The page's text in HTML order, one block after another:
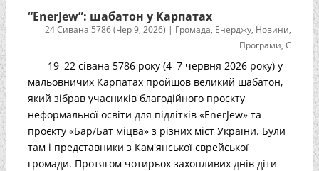
“EnerJew”: шабатон у Карпатах
24 Сивана 5786 (Чер 9, 2026) | Громада, Енерджу, Новини,
Програми,С
19–22 сівана 5786 року (4–7 червня 2026 року) у
мальовничих Карпатах пройшов великий шабатон,
який зібрав учасників благодійного проєкту
неформальної освіти для підлітків «EnerJew» та
проєкту «Бар/Бат міцва» з різних міст України. Були
там і представники з Кам'янської єврейської
громади. Протягом чотирьох захопливих днів діти